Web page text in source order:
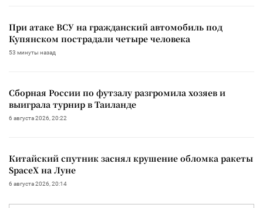
При атаке ВСУ на гражданский автомобиль под
Купянском пострадали четыре человека
53 минуты назад
Сборная России по футзалу разгромила хозяев и
выиграла турнир в Таиланде
6 августа 2026, 20:22
Китайский спутник заснял крушение обломка ракеты
SpaceX на Луне
6 августа 2026, 20:14